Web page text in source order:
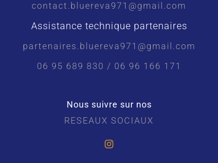
contact.bluereva971@gmail.com
Assistance technique partenaires
partenaires.bluereva971@gmail.com
06 95 689 830 / 06 96 166 171
Nous suivre sur nos
RESEAUX SOCIAUX